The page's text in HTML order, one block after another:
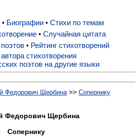
• Биографии• Стихи по темам
• Случайная цитата
• Рейтинг стихотворений
стихотворения
поэтов на другие языки
Федорович Щербина >> Сопернику
Федорович Щербина
Сопернику